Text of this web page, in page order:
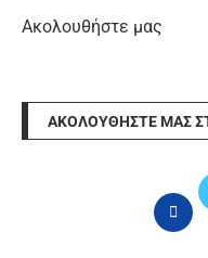
Ακολουθήστε μας
ΑΚΟΛΟΥΘΉΣΤΕ ΜΑΣ